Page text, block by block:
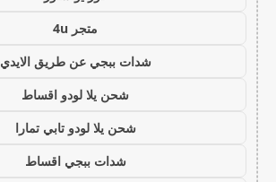
متجر 4u
شدات ببجي عن طريق الايدي
شحن يلا لودو اقساط
شحن يلا لودو تابي تمارا
شدات ببجي اقساط